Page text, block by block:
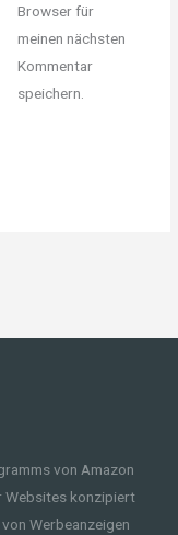
Browser für
meinen nächsten
Kommentar
speichern.
von Amazon
Websites konzipiert
Werbeanzeigen